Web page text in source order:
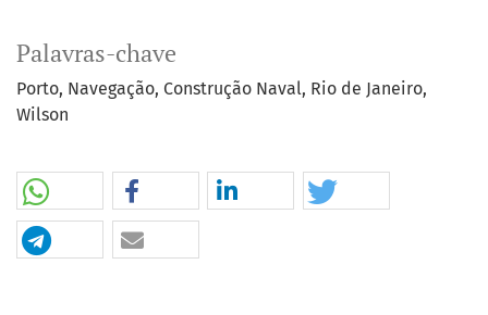
Palavras-chave
Porto Navegação Construção Naval Rio de Janeiro
Wilson